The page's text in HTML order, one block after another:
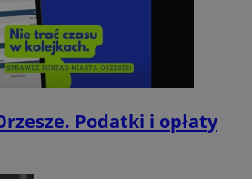
Podatki i opłaty